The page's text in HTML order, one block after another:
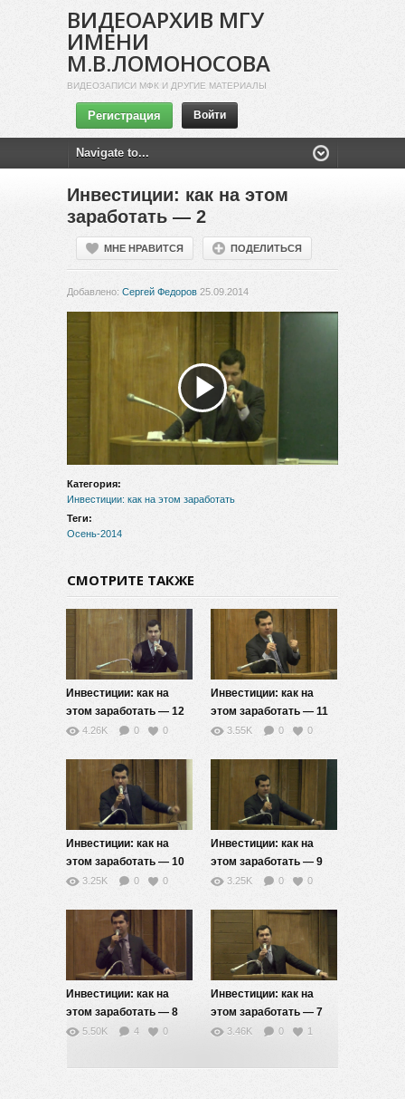
ВИДЕОАРХИВ МГУ
ИМЕНИ
М.В.ЛОМОНОСОВА
ВИДЕОЗАПИСИ МФК И ДРУГИЕ МАТЕРИАЛЫ
Регистрация Войти
Инвестиции: как на этом
заработать — 2
МНЕ НРАВИТСЯ ПОДЕЛИТЬСЯ
Добавлено: Сергей Федоров 25.09.2014
Воспроизвести
видео
Категория:
Инвестиции: как на этом заработать
Теги:
Осень-2014
СМОТРИТЕ ТАКЖЕ
Инвестиции: как на
этом заработать — 12
4.26K 0 0
Инвестиции: как на
этом заработать — 11
3.55K 0 0
Инвестиции: как на
этом заработать — 10
3.25K 0 0
Инвестиции: как на
этом заработать — 9
3.25K 0 0
Инвестиции: как на
этом заработать — 8
5.50K 4 0
Инвестиции: как на
этом заработать — 7
3.46K 0 1